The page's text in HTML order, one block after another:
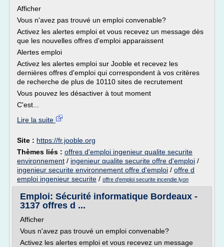
Afficher
Vous n'avez pas trouvé un emploi convenable?
Activez les alertes emploi et vous recevez un message dès
que les nouvelles offres d'emploi apparaissent
Alertes emploi
Activez les alertes emploi sur Jooble et recevez les
dernières offres d'emploi qui correspondent à vos critères
de recherche de plus de 10110 sites de recrutement
Vous pouvez les désactiver à tout moment
C'est...
Lire la suite
Site : https://fr.jooble.org
Thèmes liés : offres d'emploi ingenieur qualite securite
environnement / ingenieur qualite securite offre d'emploi /
ingenieur securite environnement offre d'emploi / offre d
emploi ingenieur securite / offre d'emploi securite incendie lyon
Emploi: Sécurité informatique Bordeaux -
3137 offres d ...
Afficher
Vous n'avez pas trouvé un emploi convenable?
Activez les alertes emploi et vous recevez un message